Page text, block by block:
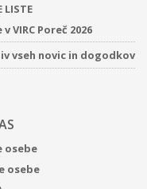
LISTE
VIRC Poreč 2026
vseh novic in dogodkov
osebe
osebe